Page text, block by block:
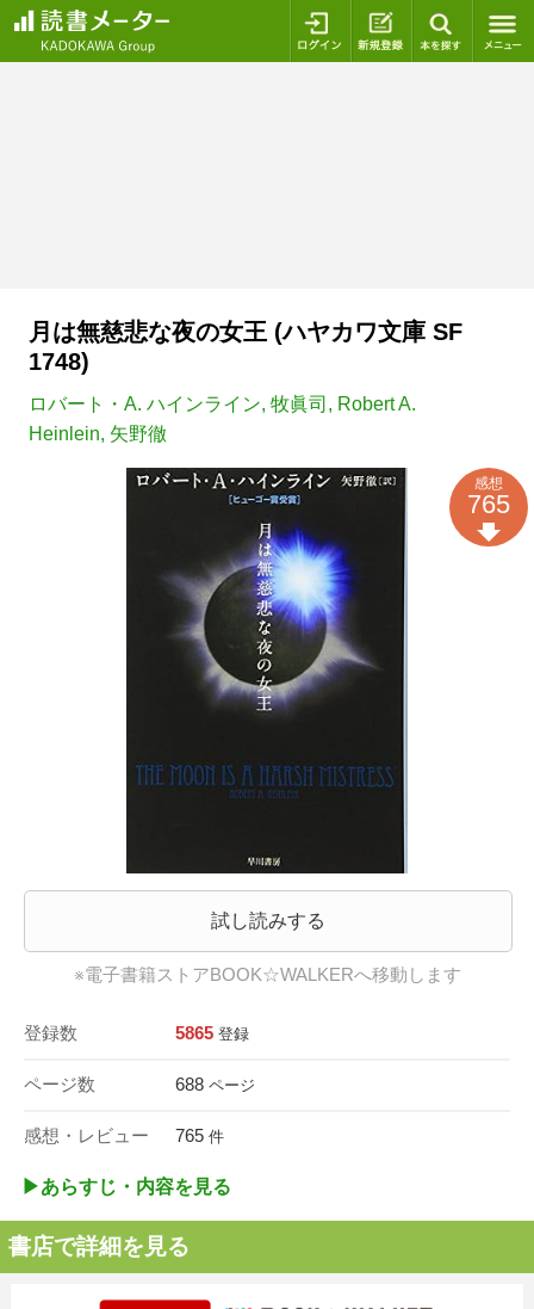
ログイン 新規登録
月は無慈悲な夜の女王 (ハヤカワ文庫 SF
1748)
ロバート・A. ハインライン, 牧眞司 , Robert A.
Heinlein, 矢野徹
試し読みする
※電子書籍ストアBOOK☆WALKERへ移動します
登録数 5865 登録
ページ数 688 ページ
感想・レビュー 765 件
感想
765
▶︎あらすじ・内容を見る
書店で詳細を見る